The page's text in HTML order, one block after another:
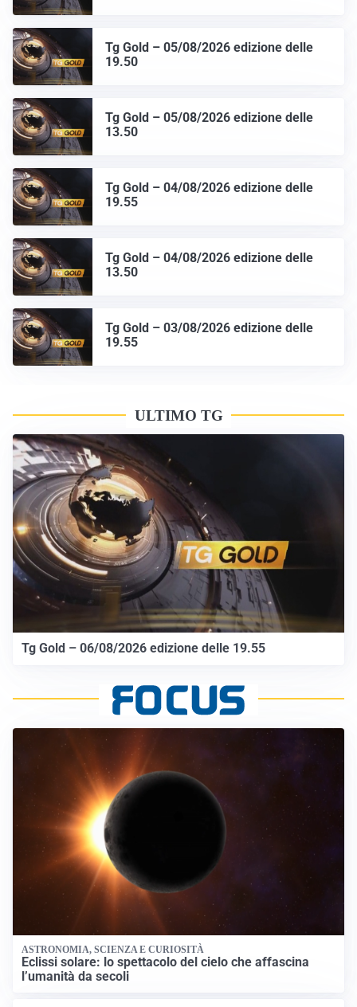
Tg Gold – 05/08/2026 edizione delle
19.50
Tg Gold – 05/08/2026 edizione delle
13.50
Tg Gold – 04/08/2026 edizione delle
19.55
Tg Gold – 04/08/2026 edizione delle
13.50
Tg Gold – 03/08/2026 edizione delle
19.55
ULTIMO TG
Tg Gold – 06/08/2026 edizione delle 19.55
ASTRONOMIA, SCIENZA E CURIOSITÀ
Eclissi solare: lo spettacolo del cielo che affascina
l’umanità da secoli